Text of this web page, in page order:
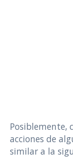
Posiblemente,
acciones de
similar a la